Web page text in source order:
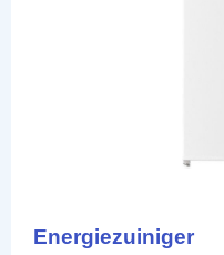
Energiezuiniger